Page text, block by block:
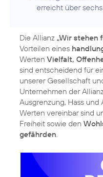
erreicht über
Die Allianz „Wir stehen
Vorteilen eines
Werten Vielfalt,
sind entscheidend für
unserer Gesellschaft
Unternehmen der
Ausgrenzung, Hass
Werten vereinbar sind
Freiheit sowie den
gefährden